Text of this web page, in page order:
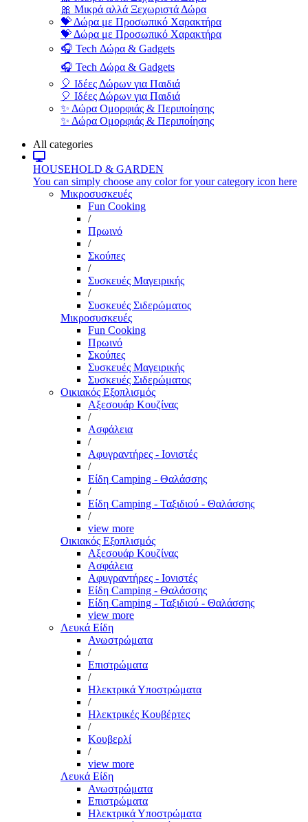
🎀 Μικρά αλλά Ξεχωριστά Δώρα
💝 Δώρα με Προσωπικό Χαρακτήρα
💝 Δώρα με Προσωπικό Χαρακτήρα
🎧 Tech Δώρα & Gadgets
🎧 Tech Δώρα & Gadgets
🎈 Ιδέες Δώρων για Παιδιά
🎈 Ιδέες Δώρων για Παιδιά
✨ Δώρα Ομορφιάς & Περιποίησης
✨ Δώρα Ομορφιάς & Περιποίησης
All categories
HOUSEHOLD & GARDEN
You can simply choose any color for your category icon here
Μικροσυσκευές
Fun Cooking
/
Πρωινό
/
Σκούπες
/
Συσκευές Μαγειρικής
/
Συσκευές Σιδερώματος
Μικροσυσκευές
Fun Cooking
Πρωινό
Σκούπες
Συσκευές Μαγειρικής
Συσκευές Σιδερώματος
Οικιακός Εξοπλισμός
Αξεσουάρ Κουζίνας
/
Ασφάλεια
/
Αφυγραντήρες - Ιονιστές
/
Είδη Camping - Θαλάσσης
/
Είδη Camping - Ταξιδιού - Θαλάσσης
/
view more
Οικιακός Εξοπλισμός
Αξεσουάρ Κουζίνας
Ασφάλεια
Αφυγραντήρες - Ιονιστές
Είδη Camping - Θαλάσσης
Είδη Camping - Ταξιδιού - Θαλάσσης
view more
Λευκά Είδη
Ανωστρώματα
/
Επιστρώματα
/
Ηλεκτρικά Υποστρώματα
/
Ηλεκτρικές Κουβέρτες
/
Κουβερλί
/
view more
Λευκά Είδη
Ανωστρώματα
Επιστρώματα
Ηλεκτρικά Υποστρώματα